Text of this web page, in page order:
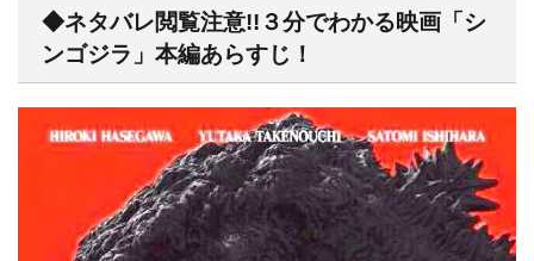
◆ネタバレ閲覧注意!!３分でわかる映画「シ
ンゴジラ」本編あらすじ！